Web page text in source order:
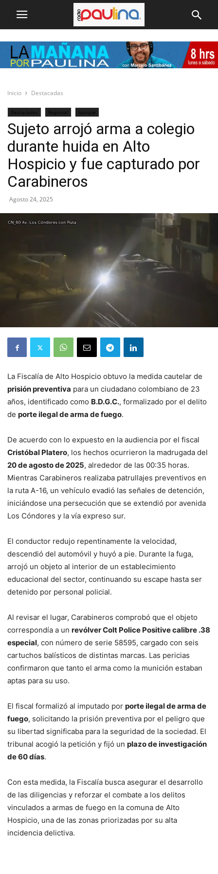
Inicio Destacadas
Destacadas Regional Iquique
Sujeto arrojó arma a colegio
durante huida en Alto
Hospicio y fue capturado por
Carabineros
Agosto 24, 2025
La Fiscalía de Alto Hospicio obtuvo la medida cautelar de
prisión preventiva para un ciudadano colombiano de 23
años, identificado como B.D.G.C., formalizado por el delito
de porte ilegal de arma de fuego.
De acuerdo con lo expuesto en la audiencia por el fiscal
Cristóbal Platero, los hechos ocurrieron la madrugada del
20 de agosto de 2025, alrededor de las 00:35 horas.
Mientras Carabineros realizaba patrullajes preventivos en
la ruta A-16, un vehículo evadió las señales de detención,
iniciándose una persecución que se extendió por avenida
Los Cóndores y la vía expreso sur.
El conductor redujo repentinamente la velocidad,
descendió del automóvil y huyó a pie. Durante la fuga,
arrojó un objeto al interior de un establecimiento
educacional del sector, continuando su escape hasta ser
detenido por personal policial.
Al revisar el lugar, Carabineros comprobó que el objeto
correspondía a un revólver Colt Police Positive calibre .38
especial, con número de serie 58595, cargado con seis
cartuchos balísticos de distintas marcas. Las pericias
confirmaron que tanto el arma como la munición estaban
aptas para su uso.
El fiscal formalizó al imputado por porte ilegal de arma de
fuego, solicitando la prisión preventiva por el peligro que
su libertad significaba para la seguridad de la sociedad. El
tribunal acogió la petición y fijó un plazo de investigación
de 60 días.
Con esta medida, la Fiscalía busca asegurar el desarrollo
de las diligencias y reforzar el combate a los delitos
vinculados a armas de fuego en la comuna de Alto
Hospicio, una de las zonas priorizadas por su alta
incidencia delictiva.